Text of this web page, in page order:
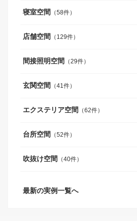
寝室空間 （58件）
店舗空間 （129件）
間接照明空間 （29件）
玄関空間 （41件）
エクステリア空間 （62件）
台所空間 （52件）
吹抜け空間 （40件）
最新の実例一覧へ